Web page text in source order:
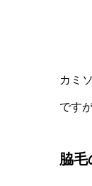
カミ
です
脇毛